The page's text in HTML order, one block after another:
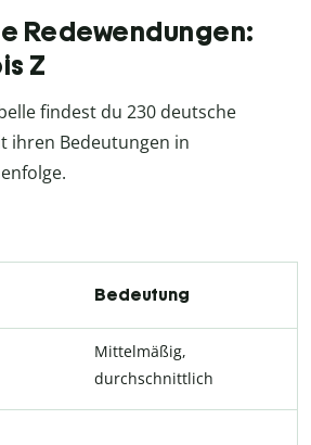
Redewendungen:
Z
findest du 230 deutsche
ihren Bedeutungen in
Bedeutung
Mittelmäßig,
durchschnittlich